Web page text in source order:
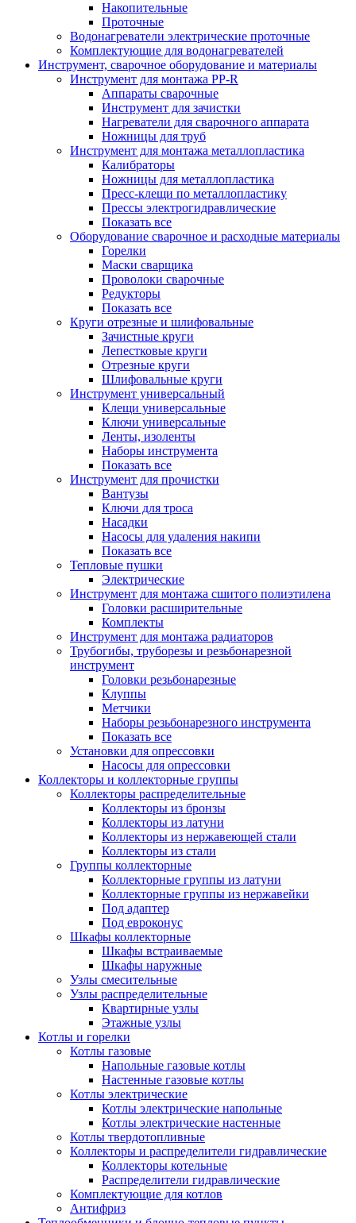
Накопительные
Проточные
Водонагреватели электрические проточные
Комплектующие для водонагревателей
Инструмент, сварочное оборудование и материалы
Инструмент для монтажа PP-R
Аппараты сварочные
Инструмент для зачистки
Нагреватели для сварочного аппарата
Ножницы для труб
Инструмент для монтажа металлопластика
Калибраторы
Ножницы для металлопластика
Пресс-клещи по металлопластику
Прессы электрогидравлические
Показать все
Оборудование сварочное и расходные материалы
Горелки
Маски сварщика
Проволоки сварочные
Редукторы
Показать все
Круги отрезные и шлифовальные
Зачистные круги
Лепестковые круги
Отрезные круги
Шлифовальные круги
Инструмент универсальный
Клещи универсальные
Ключи универсальные
Ленты, изоленты
Наборы инструмента
Показать все
Инструмент для прочистки
Вантузы
Ключи для троса
Насадки
Насосы для удаления накипи
Показать все
Тепловые пушки
Электрические
Инструмент для монтажа сшитого полиэтилена
Головки расширительные
Комплекты
Инструмент для монтажа радиаторов
Трубогибы, труборезы и резьбонарезной
инструмент
Головки резьбонарезные
Клуппы
Метчики
Наборы резьбонарезного инструмента
Показать все
Установки для опрессовки
Насосы для опрессовки
Коллекторы и коллекторные группы
Коллекторы распределительные
Коллекторы из бронзы
Коллекторы из латуни
Коллекторы из нержавеющей стали
Коллекторы из стали
Группы коллекторные
Коллекторные группы из латуни
Коллекторные группы из нержавейки
Под адаптер
Под евроконус
Шкафы коллекторные
Шкафы встраиваемые
Шкафы наружные
Узлы смесительные
Узлы распределительные
Квартирные узлы
Этажные узлы
Котлы и горелки
Котлы газовые
Напольные газовые котлы
Настенные газовые котлы
Котлы электрические
Котлы электрические напольные
Котлы электрические настенные
Котлы твердотопливные
Коллекторы и распределители гидравлические
Коллекторы котельные
Распределители гидравлические
Комплектующие для котлов
Антифриз